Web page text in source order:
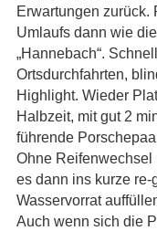
Erwartungen zurück.
Umlaufs dann wie
„Hannebach“.
Ortsdurchfahrten,
Highlight. Wieder
Halbzeit, mit gut 2
führende
Ohne Reifenwechsel
es dann ins kurze re-
Wasservorrat
Auch wenn sich die